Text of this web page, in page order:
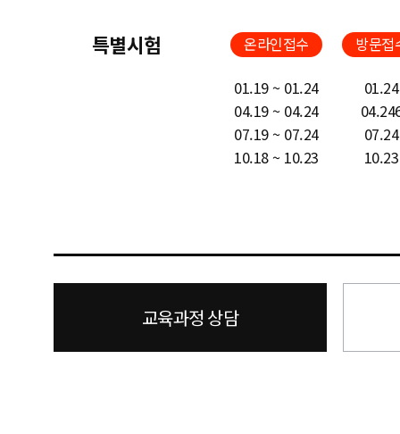
특별시험 온라인접수 방문접
01.19 ~ 01.24
01.24
04.19 ~ 04.24
07.19 ~ 07.24
07.24
10.18 ~ 10.23
10.23
교육과정 상담